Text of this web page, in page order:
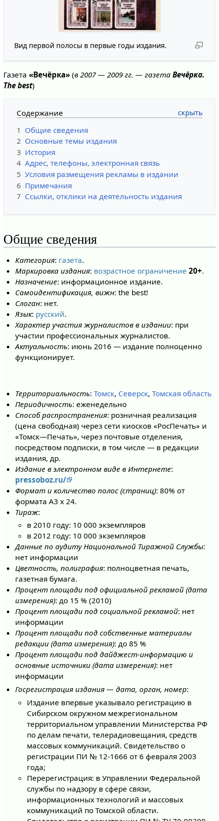
Вид первой полосы в первые годы издания.
Газета «Вечёрка»(в 2007 — 2009 гг. — газета Вечёрка.
The best)
Содержание
1 Общие сведения
2 Основные темы издания
3 История
4 Адрес, телефоны, электронная связь
5 Условия размещения рекламы в издании
6 Примечания
7 Ссылки, отклики на деятельность издания
Общие сведения
Категория: газета.
Маркировка издания: возрастное ограничение 20+.
Назначение: информационное издание.
Самоидентификация, вижн: the best!
Слоган: нет.
Язык: русский.
Характер участия журналистов в издании: при
участии профессиональных журналистов.
Актуальность: июнь 2016 — издание полноценно
функционирует.
Территориальность:Томск, Северск,Томская область
Периодичность: еженедельно
Способ распространения: розничная реализация
(цена свободная) через сети киосков «РосПечать» и
«Томск—Печать», через почтовые отделения,
посредством подписки, в том числе — в редакции
издания, др.
Издание в электронном виде в Интернете:
pressoboz.ru/
Формат и количество полос (страниц): 80% от
формата А3 х 24.
Тираж:
в 2010 году: 10 000 экземпляров
в 2012 году: 10 000 экземпляров
Данные по аудиту Национальной Тиражной Службы:
нет информации
Цветность, полиграфия: полноцветная печать,
газетная бумага.
Процент площади под официальной рекламой (дата
измерения): до 15 % (2010)
Процент площади под социальной рекламой: нет
информации
Процент площади под собственные материалы
редакции (дата измерения): до 85 %
Процент площади под дайджест-информацию и
основные источники (дата измерения): нет
информации
Госрегистрация издания — дата, орган, номер:
Издание впервые указывало регистрацию в
Сибирском окружном межрегиональном
территориальном управлении Министерства РФ
по делам печати, телерадиовещания, средств
массовых коммуникаций. Свидетельство о
регистрации ПИ № 12-1666 от 6 февраля 2003
года;
Перерегистрация: в Управлении Федеральной
службы по надзору в сфере связи,
информационных технологий и массовых
коммуникаций по Томской области.